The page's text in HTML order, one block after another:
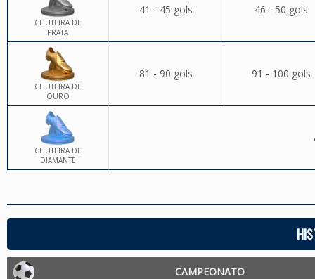
CHUTEIRA DE
PRATA
41 - 45 gols 46 - 50 gols
CHUTEIRA DE
OURO
81 - 90 gols 91 - 100 gols
CHUTEIRA DE
DIAMANTE
CAMPEONATO